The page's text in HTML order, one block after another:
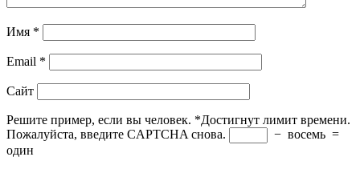
Имя *
Email *
Сайт
Решите пример, если вы человек. *Достигнут лимит времени.
Пожалуйста, введите CAPTCHA снова.
− восемь =
один